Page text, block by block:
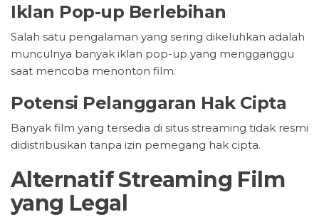
Iklan Pop-up Berlebihan
Salah satu pengalaman yang sering dikeluhkan adalah
munculnya banyak iklan pop-up yang mengganggu
saat mencoba menonton film.
Potensi Pelanggaran Hak Cipta
Banyak film yang tersedia di situs streaming tidak resmi
didistribusikan tanpa izin pemegang hak cipta.
Alternatif Streaming Film
yang Legal